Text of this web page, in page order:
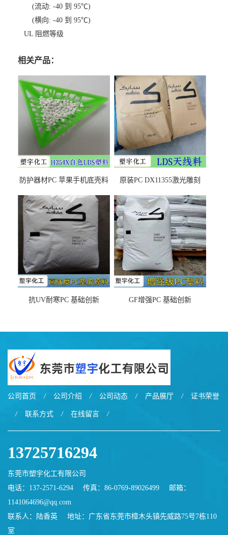
(流动: -40 到 95℃)
(横向: -40 到 95℃)
UL 阻燃等级
相关产品：
防护器材PC 苹果手机底壳料
之忧
原装PC DX11355激光雕刻
抗UV耐寒PC 基础创新
GF增强PC 基础创新
公司首页 / 公司介绍 / 公司动态 / 产品展厅 / 证书荣誉
/ 联系方式 / 在线留言 /
13725716294
东莞市塑宇化工有限公司
电话：137-2571-6294
传真：86-0769-89026499
邮箱：
1141064696@qq.com
联系人：陆香英
地址：广东省东莞市樟木头镇先威路75号7栋110
室